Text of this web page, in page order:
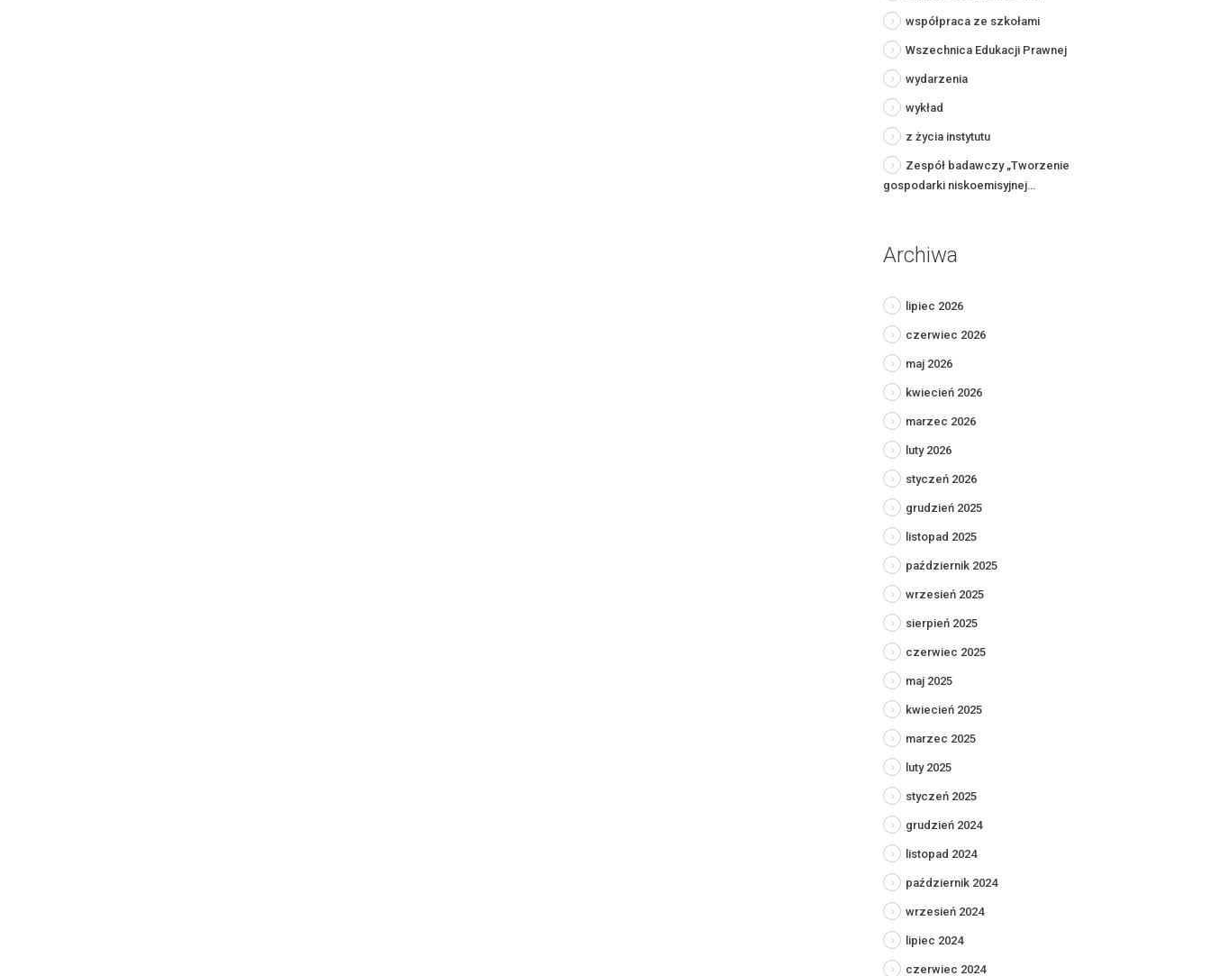
współpraca ze szkołami
Wszechnica Edukacji Prawnej
wydarzenia
wykład
z życia instytutu
Zespół badawczy „Tworzenie
gospodarki niskoemisyjnej…
Archiwa
lipiec 2026
czerwiec 2026
maj 2026
kwiecień 2026
marzec 2026
luty 2026
styczeń 2026
grudzień 2025
listopad 2025
październik 2025
wrzesień 2025
sierpień 2025
czerwiec 2025
maj 2025
kwiecień 2025
marzec 2025
luty 2025
styczeń 2025
grudzień 2024
listopad 2024
październik 2024
wrzesień 2024
lipiec 2024
czerwiec 2024